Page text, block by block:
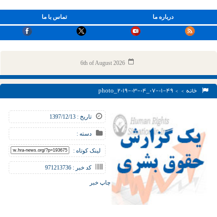
تماس با ما درباره ما
6th of August 2026
خانه > > photo_۲۰۱۹-۰۳-۰۴_۰۷-۰۱-۴۹
تاریخ : 1397/12/13
دسته :
لینک کوتاه :
کد خبر : 971213736
چاپ خبر